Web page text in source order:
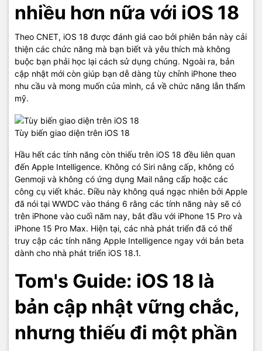
nhiều hơn nữa với iOS 18
Theo CNET, iOS 18 được đánh giá cao bởi phiên bản này cải
thiện các chức năng mà bạn biết và yêu thích mà không
buộc bạn phải học lại cách sử dụng chúng. Ngoài ra, bản
cập nhật mới còn giúp bạn dễ dàng tùy chỉnh iPhone theo
nhu cầu và mong muốn của mình, cả về chức năng lẫn thẩm
mỹ.
Tùy biến giao diện trên iOS 18
Hầu hết các tính năng còn thiếu trên iOS 18 đều liên quan
đến Apple Intelligence. Không có Siri nâng cấp, không có
Genmoji và không có ứng dụng Mail nâng cấp hoặc các
công cụ viết khác. Điều này không quá ngạc nhiên bởi Apple
đã nói tại WWDC vào tháng 6 rằng các tính năng này sẽ có
trên iPhone vào cuối năm nay, bắt đầu với iPhone 15 Pro và
iPhone 15 Pro Max. Hiện tại, các nhà phát triển đã có thể
truy cập các tính năng Apple Intelligence ngay với bản beta
dành cho nhà phát triển iOS 18.1.
Tom's Guide: iOS 18 là
bản cập nhật vững chắc,
nhưng thiếu đi một phần